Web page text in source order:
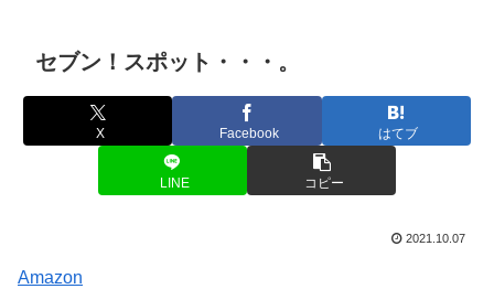
セブン！スポット・・・。
X Facebook はてブ
LINE コピー
2021.10.07
Amazon